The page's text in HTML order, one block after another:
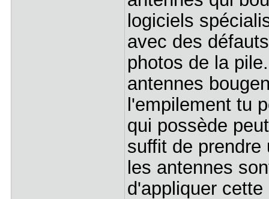
logiciels
avec des
photos de la
antennes
l'empilement tu
qui possède
suffit de prendre
les antennes
d'appliquer